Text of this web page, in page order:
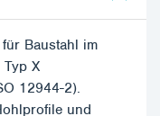
Baustahl im
X
12944-2).
und